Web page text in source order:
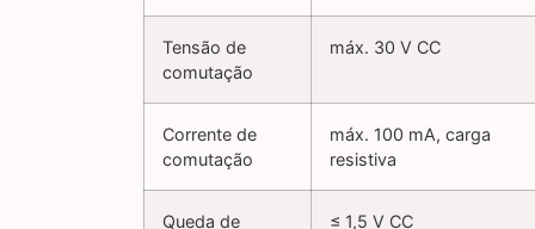
Tensão de
comutação
máx. 30 V CC
Corrente de
comutação
máx. 100 mA, carga
resistiva
Queda de
≤ 1,5 V CC